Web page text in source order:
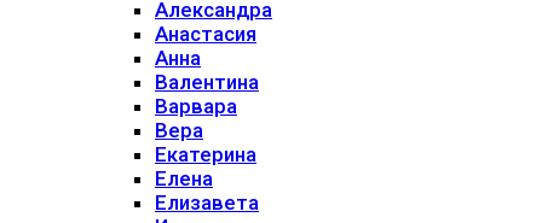
Александра
Анастасия
Анна
Валентина
Варвара
Вера
Екатерина
Елена
Елизавета